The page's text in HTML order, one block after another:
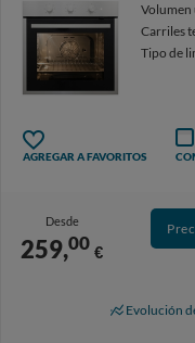
Volumen
Carriles
Tipo de
AGREGAR A FAVORITOS
Desde
259,00 €
Evolución